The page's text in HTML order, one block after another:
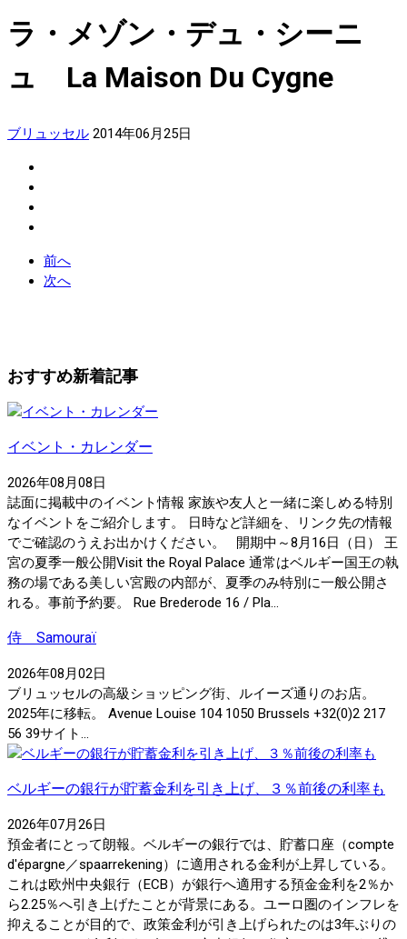
ラ・メゾン・デュ・シーニ
ュ La Maison Du Cygne
ブリュッセル 2014年06月25日
前へ
次へ
おすすめ新着記事
イベント・カレンダー
2026年08月08日
誌面に掲載中のイベント情報 家族や友人と一緒に楽しめる特別
なイベントをご紹介します。 日時など詳細を、リンク先の情報
でご確認のうえお出かけください。 開期中～8月16日（日） 王
宮の夏季一般公開Visit the Royal Palace 通常はベルギー国王の執
務の場である美しい宮殿の内部が、夏季のみ特別に一般公開さ
れる。事前予約要。 Rue Brederode 16 / Pla...
侍 Samouraï
2026年08月02日
ブリュッセルの高級ショッピング街、ルイーズ通りのお店。
2025年に移転。 Avenue Louise 104 1050 Brussels +32(0)2 217
56 39サイト...
ベルギーの銀行が貯蓄金利を引き上げ、３％前後の利率も
2026年07月26日
預金者にとって朗報。ベルギーの銀行では、貯蓄口座（compte
d'épargne／spaarrekening）に適用される金利が上昇している。
これは欧州中央銀行（ECB）が銀行へ適用する預金金利を2％か
ら2.25％へ引き上げたことが背景にある。ユーロ圏のインフレを
抑えることが目的で、政策金利が引き上げられたのは3年ぶりの